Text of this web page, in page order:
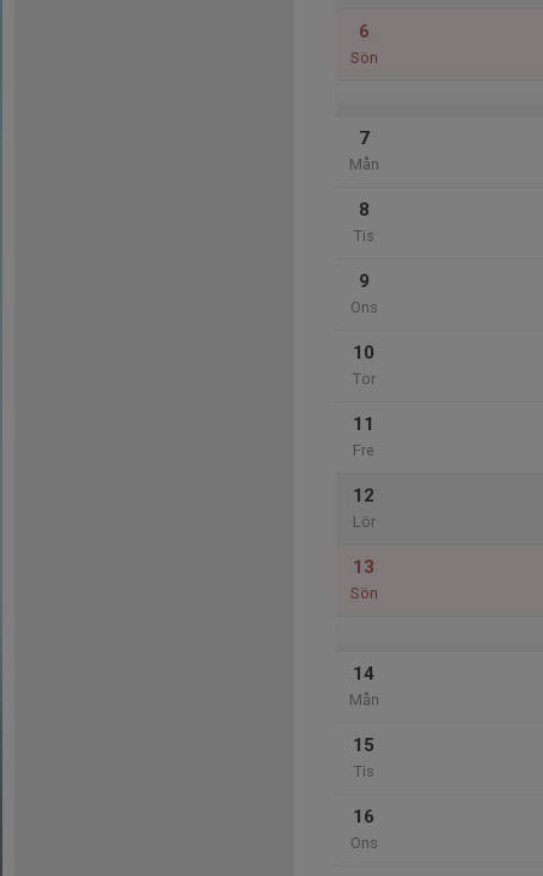
6
Sön
7
Mån
8
Tis
9
Ons
10
Tor
11
Fre
12
Lör
13
Sön
14
Mån
15
Tis
16
Ons